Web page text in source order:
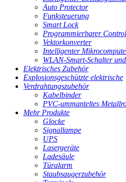
Auto Protector
Funksteuerung
Smart Lock
Programmierbarer
Vektorkonverter
Intelligenter
WLAN-Smart-Schalter
Elektrisches Zubehör
Explosionsgeschützte elektrische
Verdrahtungszubehör
Kabelbinder
PVC-ummanteltes
Mehr Produkte
Glocke
Signallampe
UPS
Lasergeräte
Ladesäule
Türalarm
Staubsaugerzubehör